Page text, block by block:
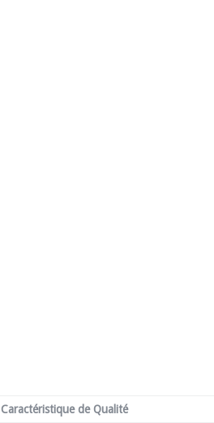
Caractéristique de Qualité